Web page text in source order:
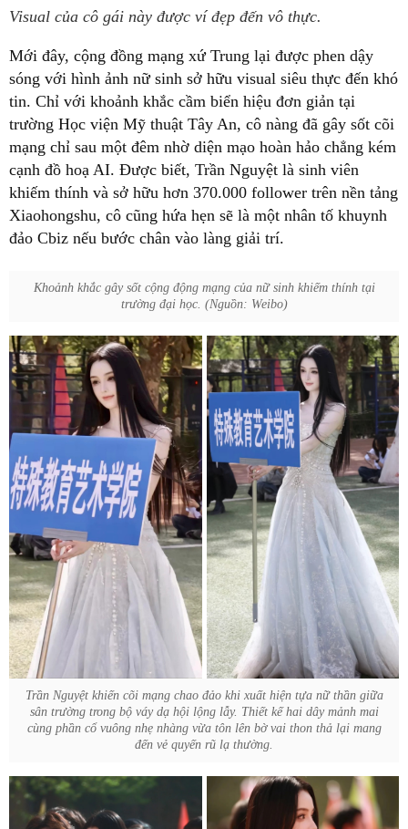
Visual của cô gái này được ví đẹp đến vô thực.
Mới đây, cộng đồng mạng xứ Trung lại được phen dậy
sóng với hình ảnh nữ sinh sở hữu visual siêu thực đến khó
tin. Chỉ với khoảnh khắc cầm biển hiệu đơn giản tại
trường Học viện Mỹ thuật Tây An, cô nàng đã gây sốt cõi
mạng chỉ sau một đêm nhờ diện mạo hoàn hảo chẳng kém
cạnh đồ hoạ AI. Được biết, Trần Nguyệt là sinh viên
khiếm thính và sở hữu hơn 370.000 follower trên nền tảng
Xiaohongshu, cô cũng hứa hẹn sẽ là một nhân tố khuynh
đảo Cbiz nếu bước chân vào làng giải trí.
Khoảnh khắc gây sốt cộng động mạng của nữ sinh khiếm thính tại
trường đại học. (Nguồn: Weibo)
Trần Nguyệt khiến cõi mạng chao đảo khi xuất hiện tựa nữ thần giữa
sân trường trong bộ váy dạ hội lộng lẫy. Thiết kế hai dây mảnh mai
cùng phần cổ vuông nhẹ nhàng vừa tôn lên bờ vai thon thả lại mang
đến vẻ quyến rũ lạ thường.